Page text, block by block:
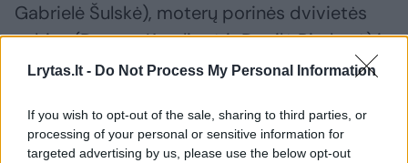
Lrytas.lt - Do Not Process My Personal Information
If you wish to opt-out of the sale, sharing to third parties, or
processing of your personal or sensitive information for
targeted advertising by us, please use the below opt-out
Gabrielė Šulskė), moterų porinės dvivietės
valties (Donata Karalienė ir Dovilė Rimkutė) ir
vyrų keturvietės baidarės (Simonas Maldonis,
Artūras Seja) įgulų.